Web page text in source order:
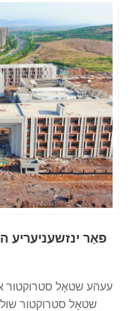
פאַר ינזשעניעריע
עעהע שטאָל סטרוקטור
שטאָל סטרוקטור